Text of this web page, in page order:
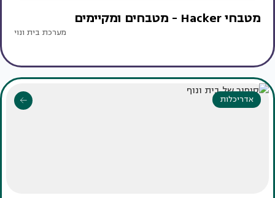
מטבחי Hacker - מטבחים ומקיימים
מערכת בית ונוי
אדריכלות